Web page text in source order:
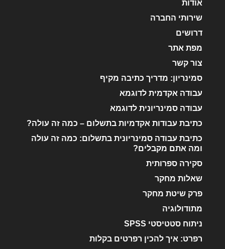
אודות
שירותי החברה
דרושים
מפת אתר
צור קשר
סמינריון: מדריך כתיבה מקיף
עבודה אקדמית לדוגמא
עבודה סמינריונית לדוגמא
כתיבת עבודות אקדמיות בתשלום – כמה זה עולה?
כתיבת עבודה סמינריונית בתשלום: כמה זה עולה
ומה אתם מקבלים?
סקירה ספרותית
שאלות מחקר
פרק שיטת מחקר
מתודולוגיה
ניתוח סטטיסטי SPSS
רפרט: איך להכין רפרטים בקלות